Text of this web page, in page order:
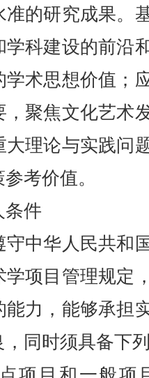
准的研究成果。
学科建设的前沿
学术思想价值；
，聚焦文化艺术
大理论与实践问
考价值。
件
华人民共和
学项目管理规定
能力，能够承担
同时须具备下